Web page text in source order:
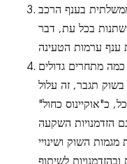
בענף הרכב
בכל עת, דבר
כמה מתחרים גדולים
תגבר, זה עלול
כ"אוקיינוס כחול"
הזדמנויות השקעה
השוק ושינויי